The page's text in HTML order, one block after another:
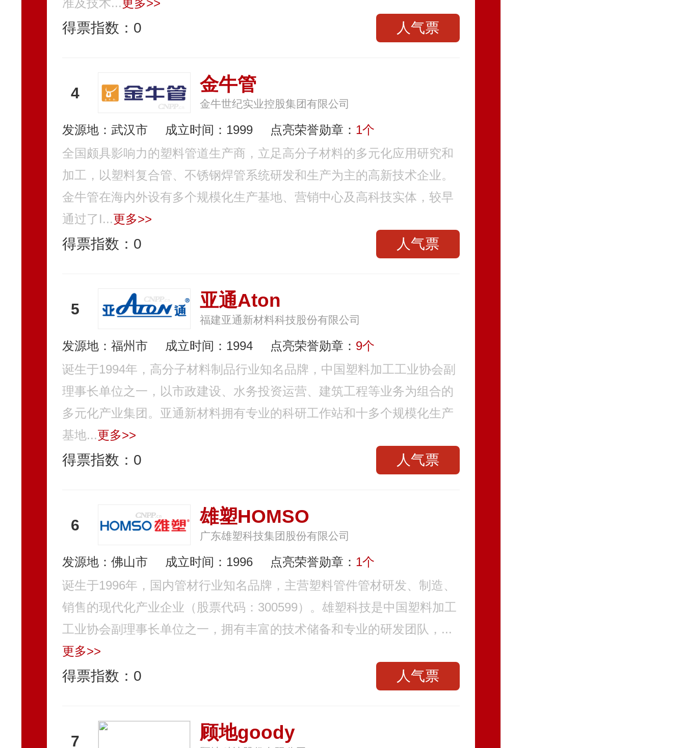
准及技术...更多>>
得票指数： 0 人气票
4 金牛管
金牛世纪实业控股集团有限公司
发源地：武汉市 成立时间：1999 点亮荣誉勋章： 1个
全国颇具影响力的塑料管道生产商，立足高分子材料的多元化应用研究和
加工，以塑料复合管、不锈钢焊管系统研发和生产为主的高新技术企业。
金牛管在海内外设有多个规模化生产基地、营销中心及高科技实体，较早
通过了I...更多>>
得票指数： 0 人气票
5 亚通Aton
福建亚通新材料科技股份有限公司
发源地：福州市 成立时间：1994 点亮荣誉勋章： 9个
诞生于1994年，高分子材料制品行业知名品牌，中国塑料加工工业协会副
理事长单位之一，以市政建设、水务投资运营、建筑工程等业务为组合的
多元化产业集团。亚通新材料拥有专业的科研工作站和十多个规模化生产
基地...更多>>
得票指数： 0 人气票
6 雄塑HOMSO
广东雄塑科技集团股份有限公司
发源地：佛山市 成立时间：1996 点亮荣誉勋章： 1个
诞生于1996年，国内管材行业知名品牌，主营塑料管件管材研发、制造、
销售的现代化产业企业（股票代码：300599）。雄塑科技是中国塑料加工
工业协会副理事长单位之一，拥有丰富的技术储备和专业的研发团队，...
更多>>
得票指数： 0 人气票
7 顾地goody